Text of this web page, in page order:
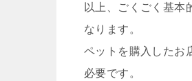
以上、ごくごく基本
なります。
ペットを購入したお
必要です。